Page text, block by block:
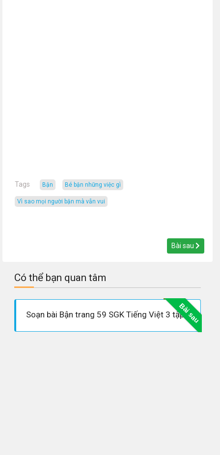
Tags Bận bé bận những việc gì
vì sao mọi người bận mà vẫn vui
Bài sau
Có thể bạn quan tâm
Bài sau
Soạn bài Bận trang 59 SGK Tiếng Việt 3 tập 1